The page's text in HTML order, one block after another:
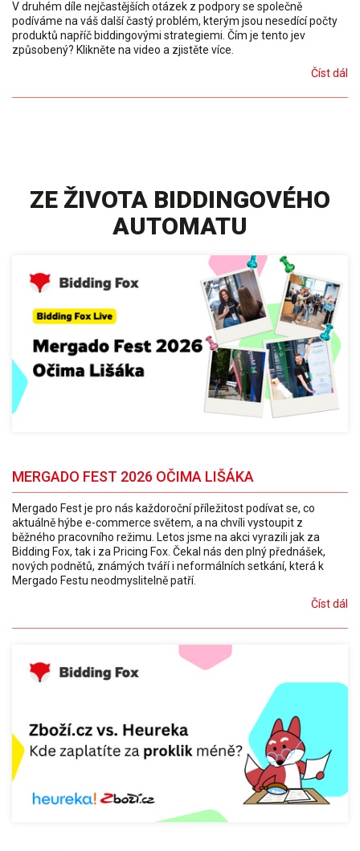
V druhém díle nejčastějších otázek z podpory se společně
podíváme na váš další častý problém, kterým jsou nesedící počty
produktů napříč biddingovými strategiemi. Čím je tento jev
způsobený? Klikněte na video a zjistěte více.
Číst dál
ZE ŽIVOTA BIDDINGOVÉHO
AUTOMATU
MERGADO FEST 2026 OČIMA LIŠÁKA
Mergado Fest je pro nás každoroční příležitost podívat se, co
aktuálně hýbe e-commerce světem, a na chvíli vystoupit z
běžného pracovního režimu. Letos jsme na akci vyrazili jak za
Bidding Fox, tak i za Pricing Fox. Čekal nás den plný přednášek,
nových podnětů, známých tváří i neformálních setkání, která k
Mergado Festu neodmyslitelně patří.
Číst dál